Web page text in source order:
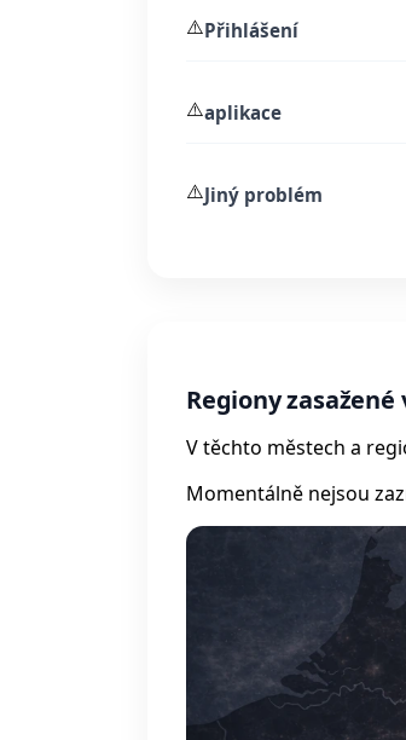
⚠️Přihlášení
⚠️aplikace
⚠️Jiný problém
Regiony
V těchto městech a
Momentálně nejsou